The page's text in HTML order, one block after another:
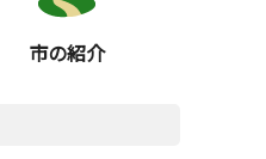
市の紹介